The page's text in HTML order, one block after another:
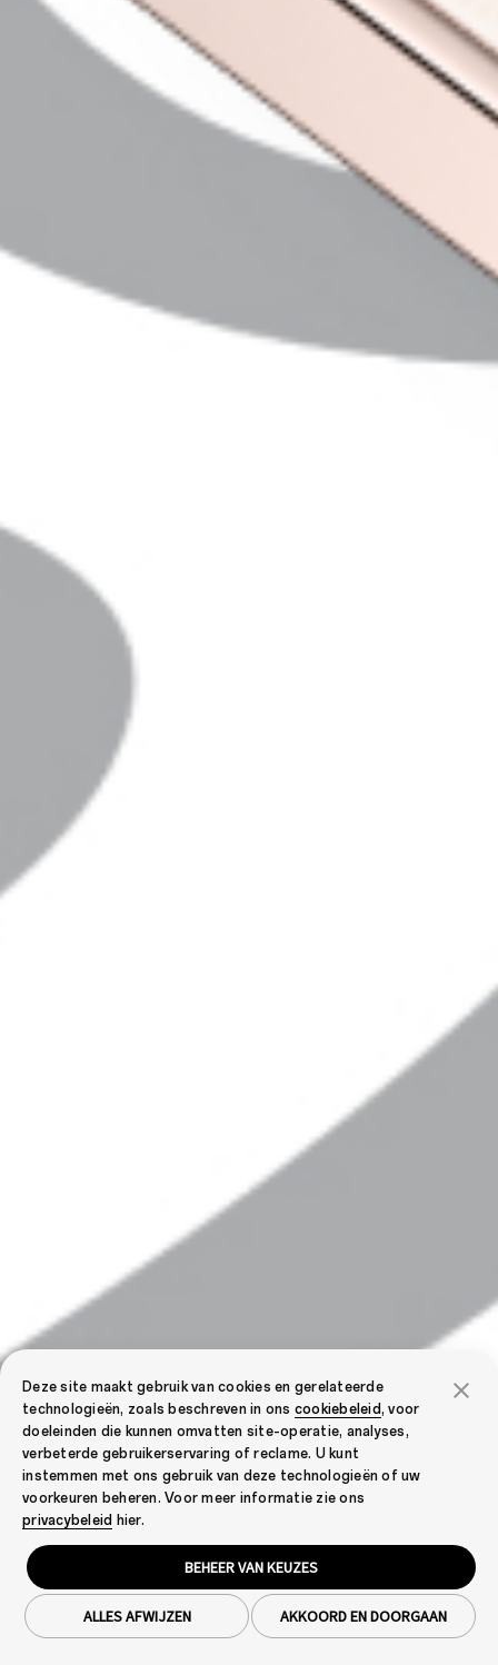
Deze site maakt gebruik van cookies en gerelateerde
technologieën, zoals beschreven in ons cookiebeleid, voor
doeleinden die kunnen omvatten site-operatie, analyses,
verbeterde gebruikerservaring of reclame. U kunt
instemmen met ons gebruik van deze technologieën of uw
voorkeuren beheren. Voor meer informatie zie ons
privacybeleid hier.
BEHEER VAN KEUZES
AKKOORD EN DOORGAAN
ALLES AFWIJZEN